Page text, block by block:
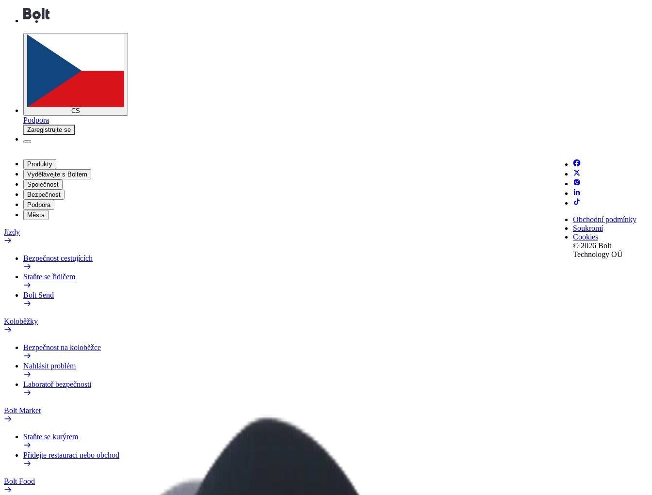
CS
Podpora
Zaregistrujte se
Produkty
Vydělávejte s Boltem
Společnost
Bezpečnost
Podpora
Města
Jízdy
Bezpečnost cestujících
Staňte se řidičem
Bolt Send
Koloběžky
Bezpečnost na koloběžce
Nahlásit problém
Laboratoř bezpečnosti
Bolt Market
Staňte se kurýrem
Přidejte restauraci nebo obchod
Bolt Food
Obchodní podmínky
Soukromí
Cookies
© 2026 Bolt
Technology OÜ